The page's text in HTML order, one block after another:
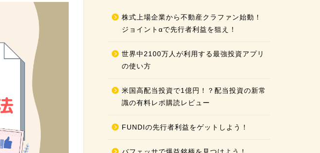
株式上場企業から不動産クラファン始動！
ジョイントαで先行者利益を狙え！
世界中2100万人が利用する最強投資アプリ
の使い方
米国高配当投資で1億円！？配当投資の新常
識の有料レポ購読レビュー
FUNDIの先行者利益をゲットしよう！